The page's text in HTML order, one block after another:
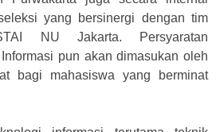
yang bersinergi dengan tim
NU Jakarta. Persyaratan
pun akan dimasukan oleh
bagi mahasiswa yang berminat